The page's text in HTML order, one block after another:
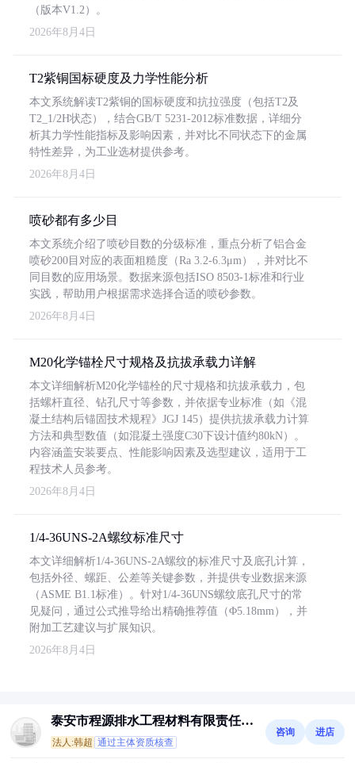
（版本V1.2）。
2026年8月4日
T2紫铜国标硬度及力学性能分析
本文系统解读T2紫铜的国标硬度和抗拉强度（包括T2及
T2_1/2H状态），结合GB/T 5231-2012标准数据，详细分
析其力学性能指标及影响因素，并对比不同状态下的金属
特性差异，为工业选材提供参考。
2026年8月4日
喷砂都有多少目
本文系统介绍了喷砂目数的分级标准，重点分析了铝合金
喷砂200目对应的表面粗糙度（Ra 3.2-6.3μm），并对比不
同目数的应用场景。数据来源包括ISO 8503-1标准和行业
实践，帮助用户根据需求选择合适的喷砂参数。
2026年8月4日
M20化学锚栓尺寸规格及抗拔承载力详解
本文详细解析M20化学锚栓的尺寸规格和抗拔承载力，包
括螺杆直径、钻孔尺寸等参数，并依据专业标准（如《混
凝土结构后锚固技术规程》JGJ 145）提供抗拔承载力计算
方法和典型数值（如混凝土强度C30下设计值约80kN）。
内容涵盖安装要点、性能影响因素及选型建议，适用于工
程技术人员参考。
2026年8月4日
1/4-36UNS-2A螺纹标准尺寸
本文详细解析1/4-36UNS-2A螺纹的标准尺寸及底孔计算，
包括外径、螺距、公差等关键参数，并提供专业数据来源
（ASME B1.1标准）。针对1/4-36UNS螺纹底孔尺寸的常
见疑问，通过公式推导给出精确推荐值（Φ5.18mm），并
附加工艺建议与扩展知识。
2026年8月4日
泰安市程源排水工程材料有限责任公
司
法人:韩超 通过主体资质核查
咨询 进店